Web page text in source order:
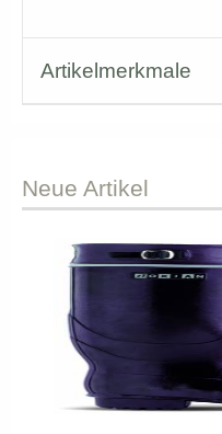
Artikelmerkmale
Neue Artikel